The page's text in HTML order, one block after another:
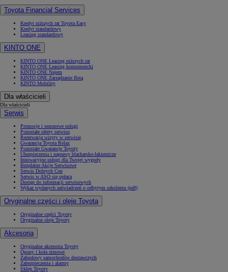
Toyota Financial Services
Kredyt niższych rat Toyota Easy
Kredyt standardowy
Leasing standardowy
KINTO ONE
KINTO ONE Leasing niższych rat
KINTO ONE Leasing konsumencki
KINTO ONE Najem
KINTO ONE Zarządzanie flotą
KINTO Mobility
Dla właścicieli
Dla właścicieli
Serwis
Promocje i sezonowe usługi
Pozostałe oferty serwisu
Rezerwacja wizyty w serwisie
Gwarancja Toyota Relax
Pozostałe Gwarancje Toyoty
Ubezpieczenia i naprawy blacharsko-lakiernicze
Innowacyjne usługi dla Twojej wygody
Bezpłatne Akcje Serwisowe
Serwis Dobrych Cen
Serwis w ASO się opłaca
Dostęp do informacji serwisowych
Wykaz wydanych zaświadczeń o odbytym szkoleniu (pdf)
Oryginalne części i oleje Toyota
Oryginalne części Toyoty
Oryginalne oleje Toyoty
Akcesoria
Oryginalne akcesoria Toyoty
Opony i koła zimowe
Zabudowy samochodów dostawczych
Zabezpieczenia i alarmy
Sklep Toyoty